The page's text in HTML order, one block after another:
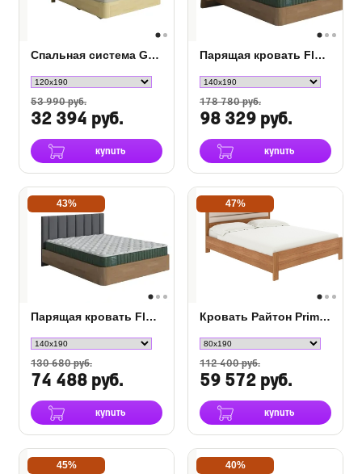
Спальная система Garbo Grace сосна
53 990 руб.
32 394 руб.
купить
Парящая кровать FlyWood с полками (сосна)
178 780 руб.
98 329 руб.
купить
43%
Парящая кровать FlyWood Lite (сосна)
130 680 руб.
74 488 руб.
купить
47%
Кровать Райтон Prima с ПМ
112 400 руб.
59 572 руб.
купить
45% 40%